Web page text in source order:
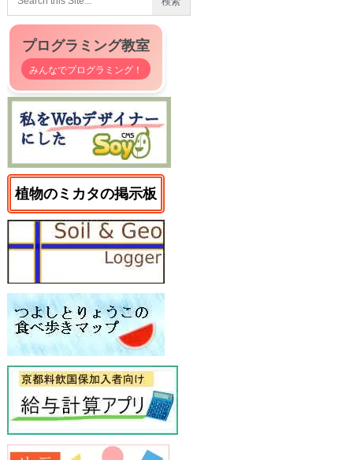
プログラミング教室
みんなでプログラミング！
植物のミカタの掲示板